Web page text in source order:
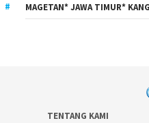
MAGETAN* JAWA TIMUR*
TENTANG KAMI